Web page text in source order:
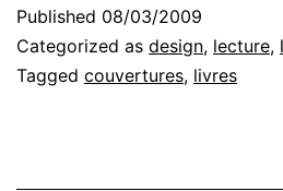
Published 08/03/2009
Categorized as design, lecture,
Tagged couvertures, livres